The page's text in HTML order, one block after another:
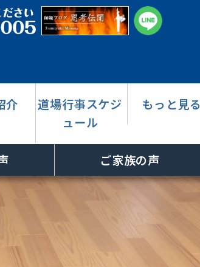
介
道場行事スケジ
ュール
もっと見る
ご家族の声